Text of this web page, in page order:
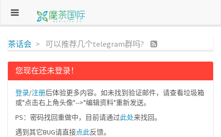
茶话会 可以推荐几个telegram群吗?
您现在还未登录！
登录/注册后体验更多内容。如未找到验证邮件，请查看垃圾箱
或"点击右上角头像"-->"编辑资料"重新发送。
PS：密码找回重做中，目前请通过此处来找回。
遇到其它BUG请直接点此反馈。